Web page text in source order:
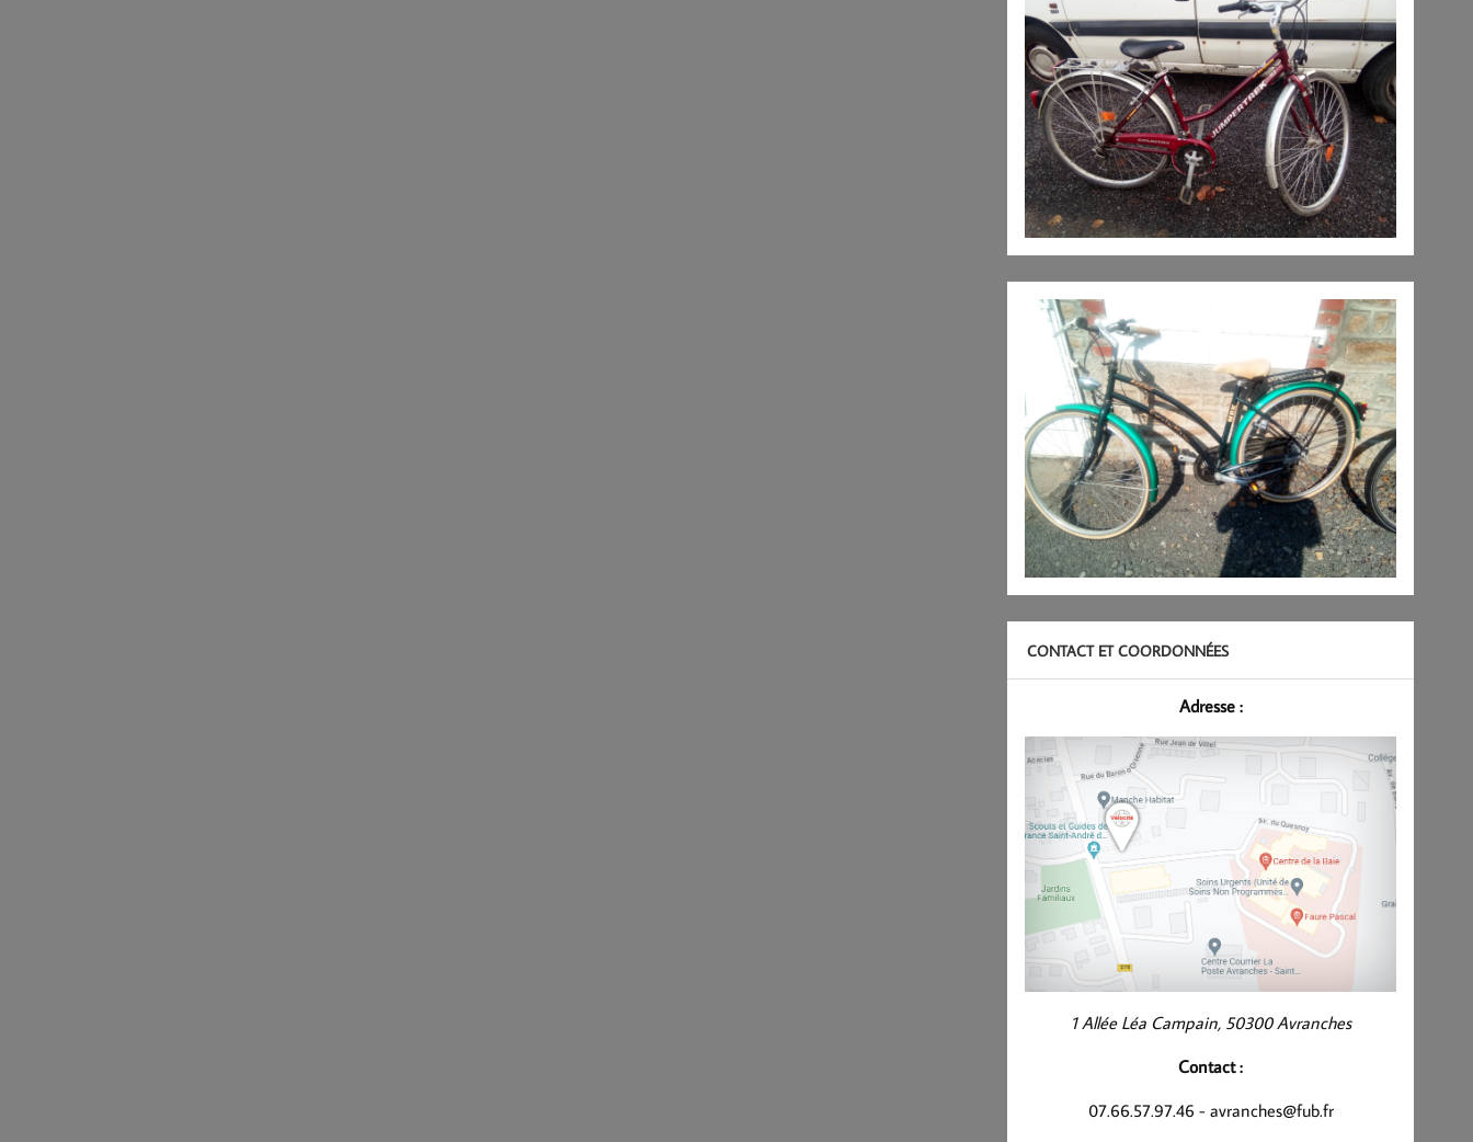
CONTACT ET COORDONNÉES
Adresse :
1 Allée Léa Campain, 50300 Avranches
Contact :
07.66.57.97.46 - avranches@fub.fr